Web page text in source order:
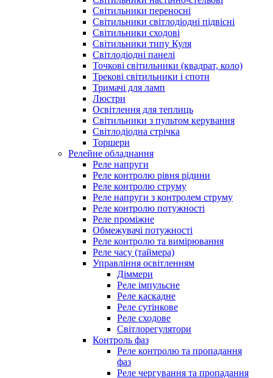
Світильники переносні
Світильники світлодіодні підвісні
Світильники сходові
Світильники типу Куля
Світлодіодні панелі
Точкові світильники (квадрат, коло)
Трекові світильники і споти
Тримачі для ламп
Люстри
Освітлення для теплиць
Світильники з пультом керування
Світлодіодна стрічка
Торшери
Релейне обладнання
Реле напруги
Реле контролю рівня рідини
Реле контролю струму
Реле напруги з контролем струму
Реле контролю потужності
Реле проміжне
Обмежувачі потужності
Реле контролю та вимірювання
Реле часу (таймера)
Управління освітленням
Діммери
Реле імпульсне
Реле каскадне
Реле сутінкове
Реле сходове
Світлорегулятори
Контроль фаз
Реле контролю та пропадання
фаз
Реле чергування та пропадання